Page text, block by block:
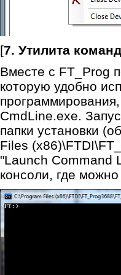
[7. Утилита
Вместе с FT_Prog
которую удобно
CmdLine.exe.
папки установки
Files
"Launch Command
консоли, где
Rom утилиты
выберите нужный
Тип в файле
FT232R и FT245R